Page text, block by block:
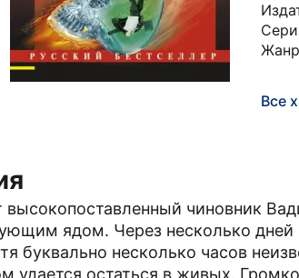
Жанр
Все
высокопоставленный чиновник
ядом. Через несколько
буквально несколько часов
удается остаться в живых.